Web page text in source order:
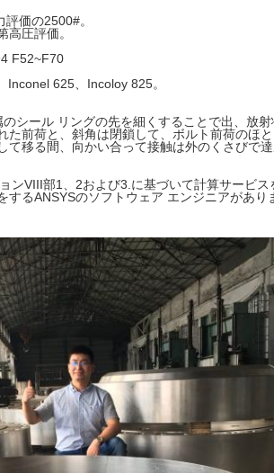
価の2500#。
高圧評価。
F52~F70
625、Incoloy 825。
シール リングの先を細くすることで出、放射
た前荷と、斜角は閉鎖して、ボルト前荷のほ
て移る間、向かい合って接触は外のくさびで
ンVIII部1、2および3.に基づいて計算サービス
るANSYSのソフトウェア エンジニアがあり